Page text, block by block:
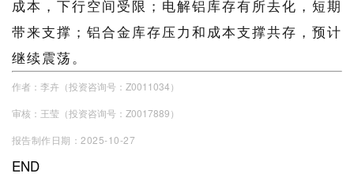
成本，下行空间受限；电解铝库存有所去化，短期
带来支撑；铝合金库存压力和成本支撑共存，预计
继续震荡。
作者：李卉（投资咨询号：Z0011034）
审核：王莹（投资咨询号：Z0017889）
报告制作日期：2025-10-27
END